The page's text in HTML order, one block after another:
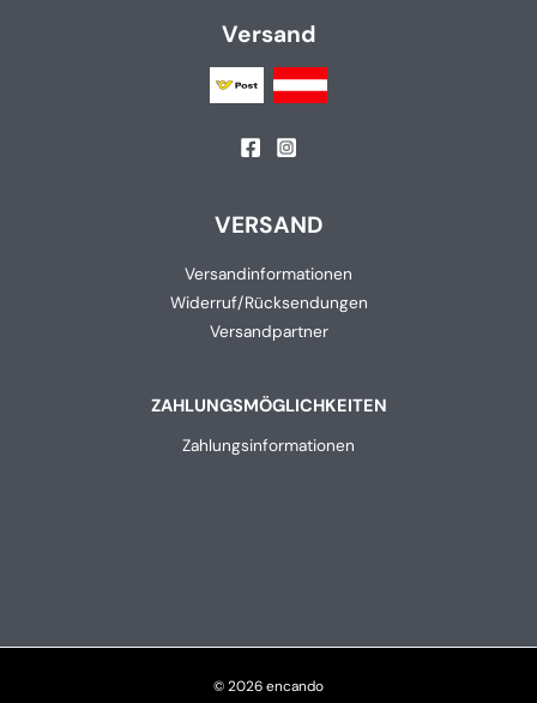
Versand
VERSAND
Versandinformationen
Widerruf/Rücksendungen
Versandpartner
ZAHLUNGSMÖGLICHKEITEN
Zahlungsinformationen
© 2026 encando